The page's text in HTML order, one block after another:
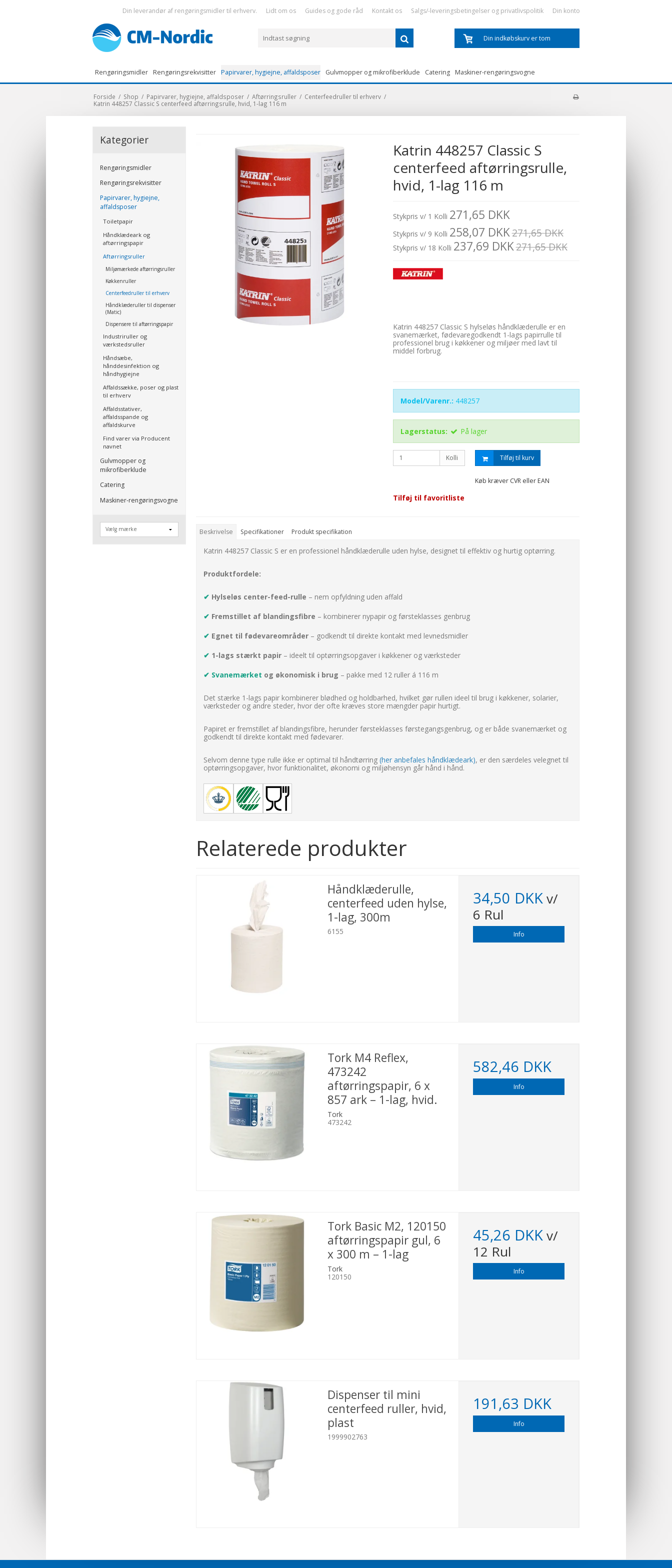
Din leverandør af rengøringsmidler til erhverv. Lidt om os Guides og gode råd Kontakt os Salgs/-leveringsbetingelser og privatlivspolitik Din konto
Din indkøbskurv er tom
Rengøringsmidler Rengøringsrekvisitter Papirvarer, hygiejne, affaldsposer Gulvmopper og mikrofiberklude Catering Maskiner-rengøringsvogne
Forside / Shop / Papirvarer, hygiejne, affaldsposer / Aftørringsruller / Centerfeedruller til erhverv /
Katrin 448257 Classic S centerfeed aftørringsrulle, hvid, 1-lag 116 m
Kategorier
Rengøringsmidler
Rengøringsrekvisitter
Papirvarer, hygiejne,
affaldsposer
Toiletpapir
Håndklædeark og
aftørringspapir
Aftørringsruller
Miljømærkede aftørringsruller
Køkkenruller
Centerfeedruller til erhverv
Håndklæderuller til dispenser
(Matic)
Dispensere til aftørringspapir
Industriruller og
værkstedsruller
Håndsæbe,
hånddesinfektion og
håndhygiejne
Affaldssække, poser og plast
til erhverv
Affaldsstativer,
affaldsspande og
affaldskurve
Find varer via Producent
navnet
Gulvmopper og
mikrofiberklude
Catering
Maskiner-rengøringsvogne
Katrin 448257 Classic S
centerfeed aftørringsrulle,
hvid, 1-lag 116 m
Stykpris v/ 1 Kolli 271,65 DKK
Stykpris v/ 9 Kolli 258,07 DKK271,65 DKK
Stykpris v/ 18 Kolli 237,69 DKK271,65 DKK
Katrin 448257 Classic S hylseløs håndklæderulle er en
svanemærket, fødevaregodkendt 1-lags papirrulle til
professionel brug i køkkener og miljøer med lavt til
middel forbrug.
Model/Varenr.: 448257
Lagerstatus: På lager
Kolli Tilføj til kurv
Køb kræver CVR eller EAN
Tilføj til favoritliste
Beskrivelse Specifikationer Produkt specifikation
Katrin 448257 Classic S er en professionel håndklæderulle uden hylse, designet til effektiv og hurtig optørring.
Produktfordele:
✔ Hylseløs center-feed-rulle – nem opfyldning uden affald
✔ Fremstillet af blandingsfibre – kombinerer nypapir og førsteklasses genbrug
✔ Egnet til fødevareområder– godkendt til direkte kontakt med levnedsmidler
✔ 1-lags stærkt papir– ideelt til optørringsopgaver i køkkener og værksteder
✔ Svanemærket og økonomisk i brug – pakke med 12 ruller á 116 m
Det stærke 1-lags papir kombinerer blødhed og holdbarhed, hvilket gør rullen ideel til brug i køkkener, solarier,
værksteder og andre steder, hvor der ofte kræves store mængder papir hurtigt.
Papiret er fremstillet af blandingsfibre, herunder førsteklasses førstegangsgenbrug, og er både svanemærket og
godkendt til direkte kontakt med fødevarer.
Selvom denne type rulle ikke er optimal til håndtørring (her anbefales håndklædeark), er den særdeles velegnet til
optørringsopgaver, hvor funktionalitet, økonomi og miljøhensyn går hånd i hånd.
Relaterede produkter
Håndklæderulle,
centerfeed uden hylse,
1-lag, 300m
6155
34,50 DKKv/
6 Rul
Info
Tork M4 Reflex,
473242
aftørringspapir, 6 x
857 ark – 1-lag, hvid.
Tork
473242
582,46 DKK
Info
Tork Basic M2, 120150
aftørringspapir gul, 6
x 300 m – 1-lag
Tork
120150
45,26 DKKv/
12 Rul
Info
Dispenser til mini
centerfeed ruller, hvid,
plast
1999902763
191,63 DKK
Info